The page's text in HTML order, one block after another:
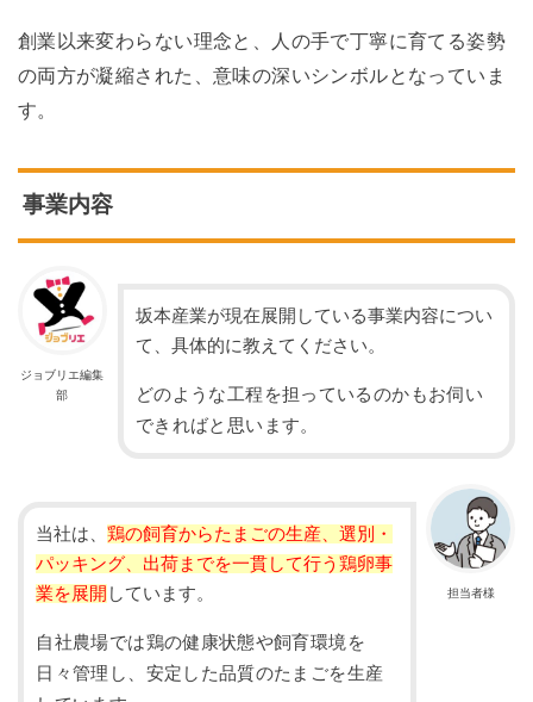
創業以来変わらない理念と、人の手で丁寧に育てる姿勢
の両方が凝縮された、意味の深いシンボルとなっていま
す。
事業内容
ジョブリエ編集
部
坂本産業が現在展開している事業内容につい
て、具体的に教えてください。
どのような工程を担っているのかもお伺い
できればと思います。
担当者様
当社は、鶏の飼育からたまごの生産、選別・
パッキング、出荷までを一貫して行う鶏卵事
業を展開 しています。
自社農場では鶏の健康状態や飼育環境を
日々管理し、安定した品質のたまごを生産